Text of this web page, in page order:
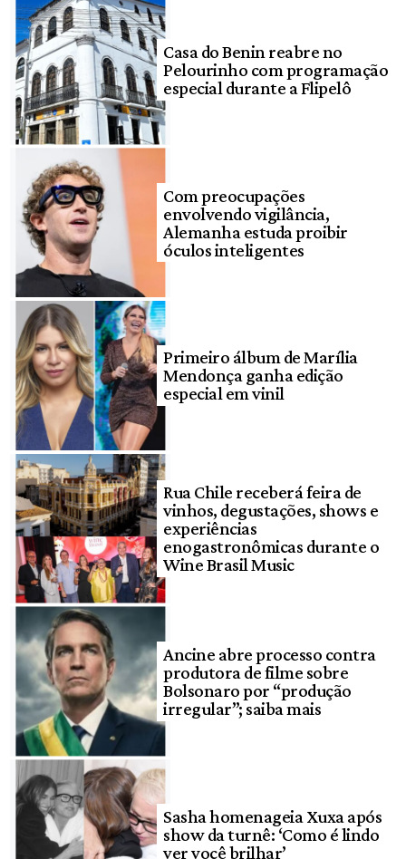
Casa do Benin reabre no
Pelourinho com programação
especial durante a Flipelô
Com preocupações
envolvendo vigilância,
Alemanha estuda proibir
óculos inteligentes
Primeiro álbum de Marília
Mendonça ganha edição
especial em vinil
Rua Chile receberá feira de
vinhos, degustações, shows e
experiências
enogastronômicas durante o
Wine Brasil Music
Ancine abre processo contra
produtora de filme sobre
Bolsonaro por “produção
irregular”; saiba mais
Sasha homenageia Xuxa após
show da turnê: ‘Como é lindo
ver você brilhar’